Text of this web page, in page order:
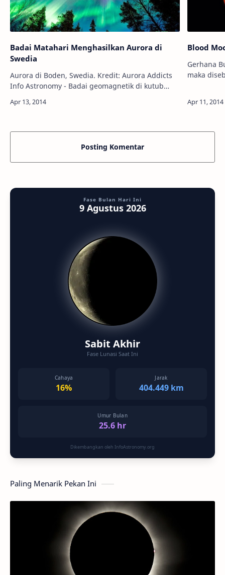
Badai Matahari Menghasilkan Aurora di
Swedia
Aurora di Boden, Swedia. Kredit: Aurora Addicts
Info Astronomy - Badai geomagnetik di kutub
yang dimulai pada 11 April 2014 t…
Blood
Gerhana
maka
Posting Komentar
Fase Bulan Hari Ini
9 Agustus 2026
Sabit Akhir
Fase Lunasi Saat Ini
Cahaya
16%
Jarak
404.449 km
Umur Bulan
25.6 hr
Dikembangkan oleh InfoAstronomy.org
Paling Menarik Pekan Ini